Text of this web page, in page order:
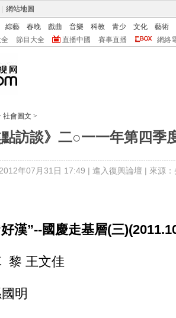
網站地圖
綜藝 春晚 戲曲 音樂 科教 青少 文化
藝術
節目大全 直播中國 賽事直播 網絡
社會圖文 >
點訪談》二○一一年第四季
年07月31日 17:49 | 進入復興論壇 | 來源
漢”--國慶走基層(三
王文佳
明